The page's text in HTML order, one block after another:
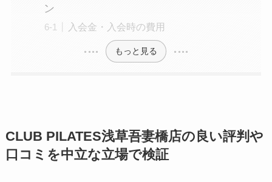
ン
入会金・入会時の費用
もっと見る
CLUB PILATES浅草吾妻橋店の良い評判や
口コミを中立な立場で検証